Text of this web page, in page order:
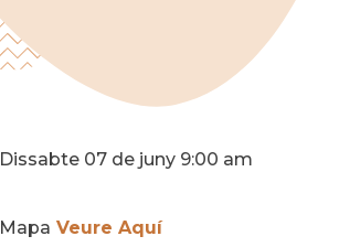
Dissabte 07 de juny 9:00 am
Mapa Veure Aquí